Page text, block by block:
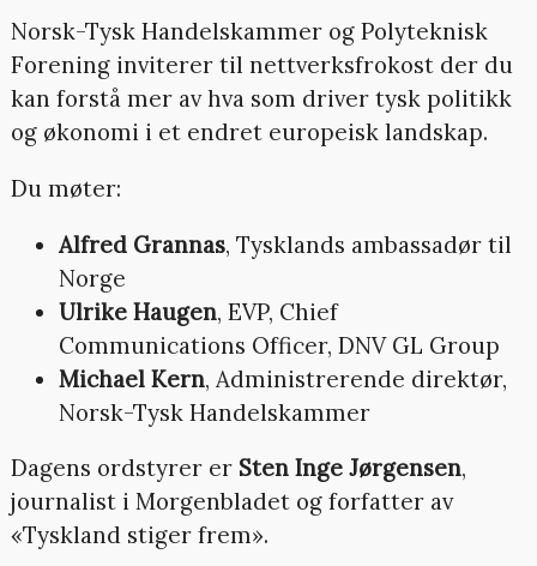
Norsk-Tysk Handelskammer og Polyteknisk
Forening inviterer til nettverksfrokost der du
kan forstå mer av hva som driver tysk politikk
og økonomi i et endret europeisk landskap.
Du møter:
Alfred Grannas, Tysklands ambassadør til
Norge
Ulrike Haugen, EVP, Chief
Communications Officer, DNV GL Group
Michael Kern, Administrerende direktør,
Norsk-Tysk Handelskammer
Dagens ordstyrer er Sten Inge Jørgensen,
journalist i Morgenbladet og forfatter av
«Tyskland stiger frem».